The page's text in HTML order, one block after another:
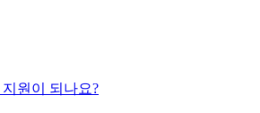
원이 되나요?